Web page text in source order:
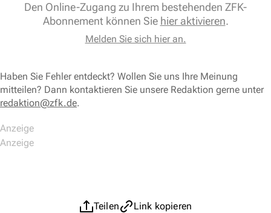
Den Online-Zugang zu Ihrem bestehenden ZFK-
Abonnement können Sie hier aktivieren.
Melden Sie sich hier an.
Haben Sie Fehler entdeckt? Wollen Sie uns Ihre Meinung
mitteilen? Dann kontaktieren Sie unsere Redaktion gerne unter
redaktion@zfk.de.
Teilen
Link kopieren